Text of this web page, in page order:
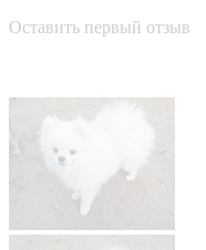
Оставить первый отзыв